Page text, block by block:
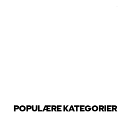
POPULÆRE KATEGORIER